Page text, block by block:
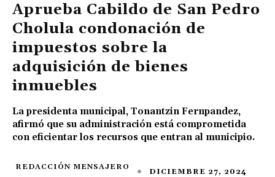
Aprueba Cabildo de San Pedro
Cholula condonación de
impuestos sobre la
adquisición de bienes
inmuebles
La presidenta municipal, Tonantzin Fernpandez,
afirmó que su administración está comprometida
con eficientar los recursos que entran al municipio.
REDACCIÓN MENSAJERO DICIEMBRE 27, 2024